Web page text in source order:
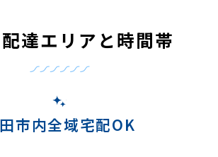
達エリアと時間帯
市内全域宅配OK